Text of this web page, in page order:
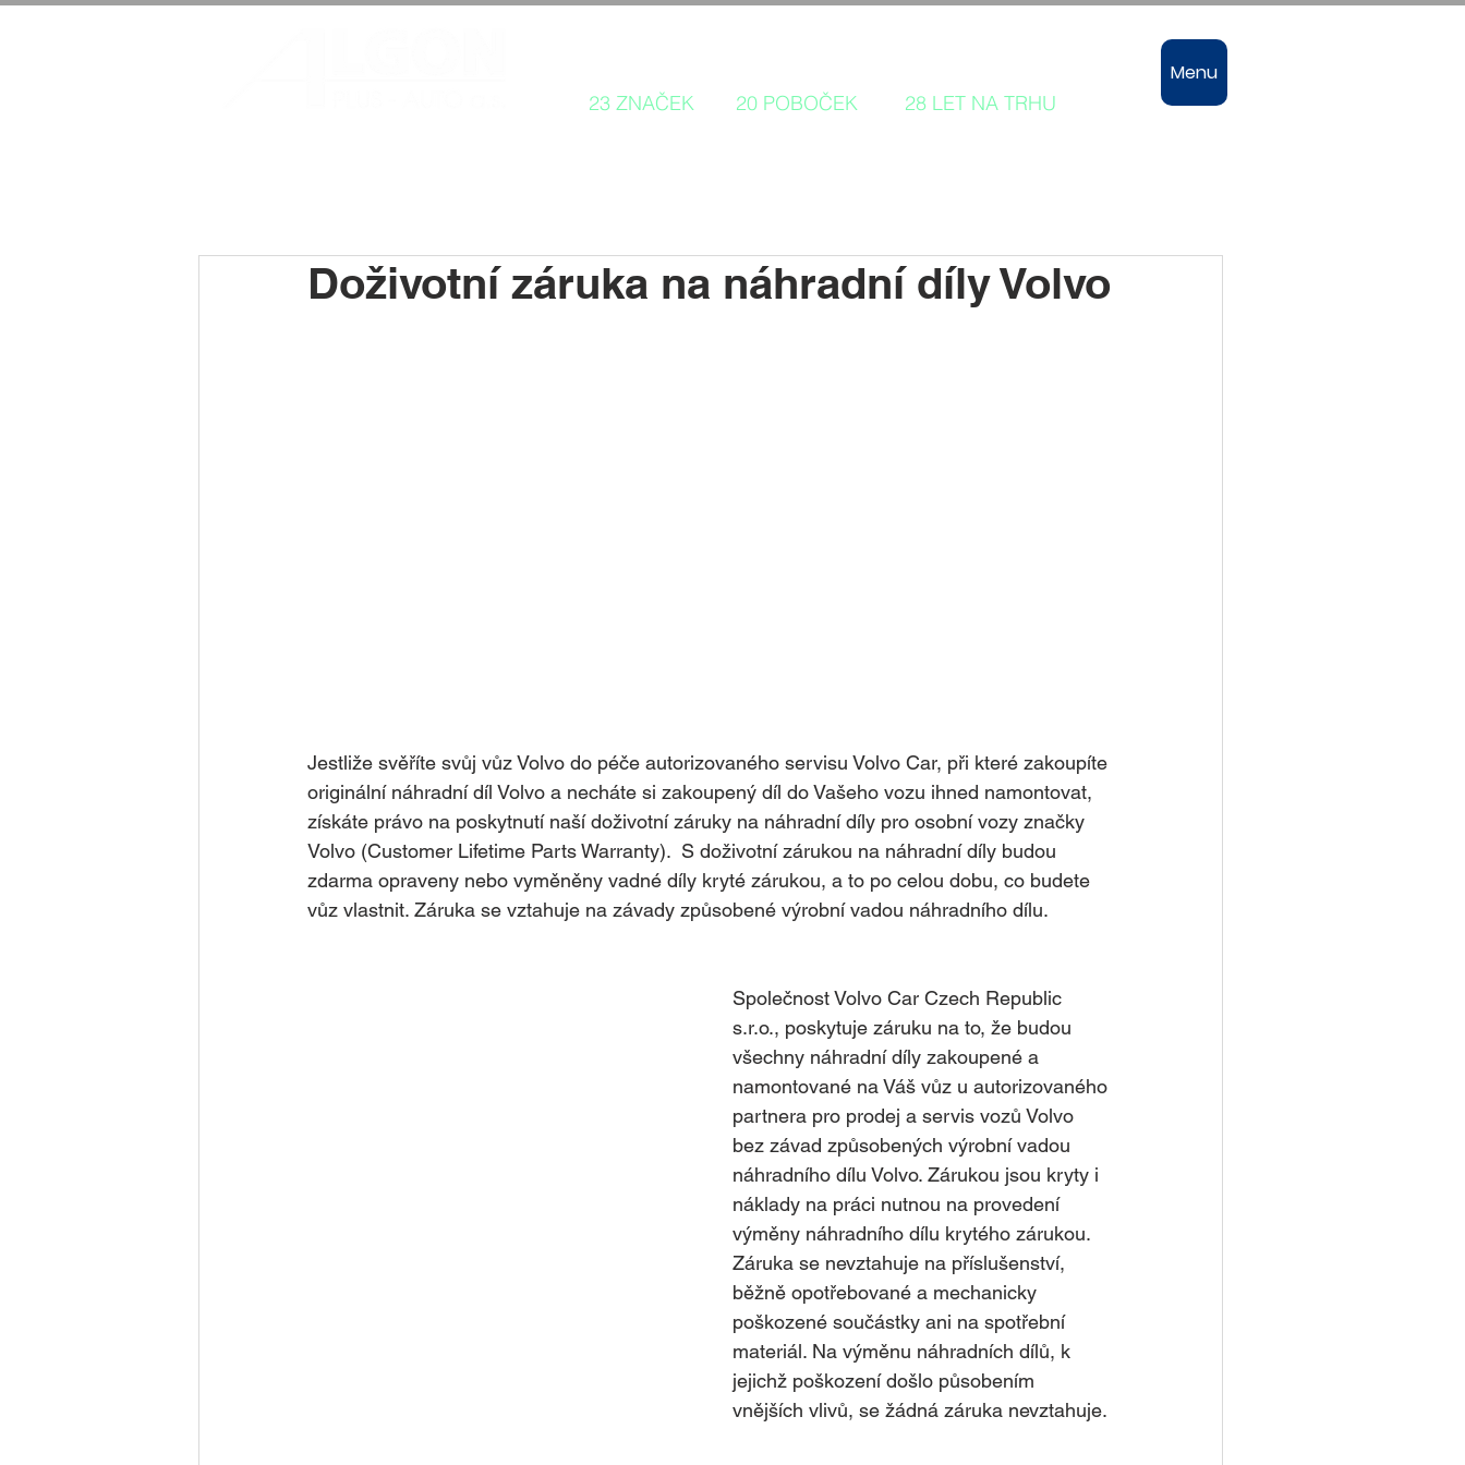
23 ZNAČEK 20 POBOČEK 28 LET NA TRHU
Menu
Doživotní záruka na náhradní díly Volvo
Jestliže svěříte svůj vůz Volvo do péče autorizovaného servisu Volvo Car, při které zakoupíte
originální náhradní díl Volvo a necháte si zakoupený díl do Vašeho vozu ihned namontovat,
získáte právo na poskytnutí naší doživotní záruky na náhradní díly pro osobní vozy značky
Volvo (Customer Lifetime Parts Warranty).  S doživotní zárukou na náhradní díly budou
zdarma opraveny nebo vyměněny vadné díly kryté zárukou, a to po celou dobu, co budete
vůz vlastnit. Záruka se vztahuje na závady způsobené výrobní vadou náhradního dílu.
Společnost Volvo Car Czech Republic
s.r.o., poskytuje záruku na to, že budou
všechny náhradní díly zakoupené a
namontované na Váš vůz u autorizovaného
partnera pro prodej a servis vozů Volvo
bez závad způsobených výrobní vadou
náhradního dílu Volvo. Zárukou jsou kryty i
náklady na práci nutnou na provedení
výměny náhradního dílu krytého zárukou.
Záruka se nevztahuje na příslušenství,
běžně opotřebované a mechanicky
poškozené součástky ani na spotřební
materiál. Na výměnu náhradních dílů, k
jejichž poškození došlo působením
vnějších vlivů, se žádná záruka nevztahuje.